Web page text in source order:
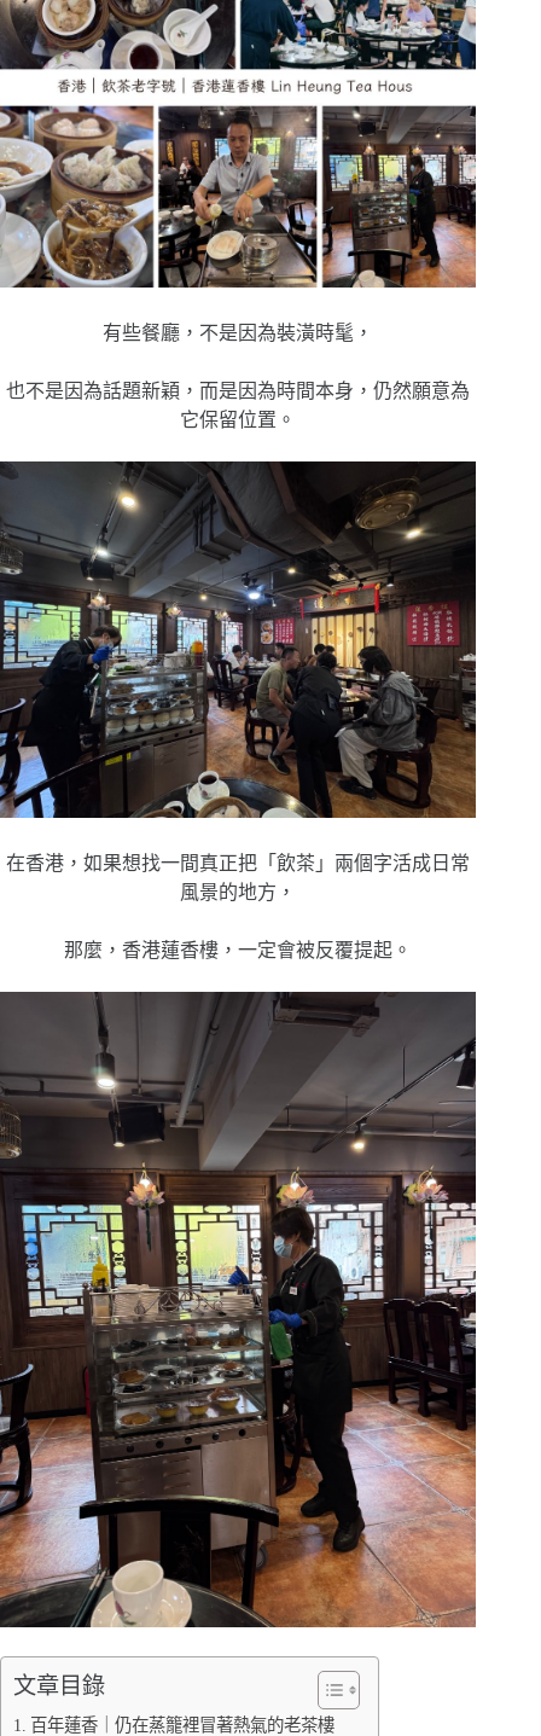
有些餐廳， 不是因為裝潢時髦，
也不是因為話題新穎， 而是因為時間本身，仍然願意為
它保留位置。
在香港，如果想找一間真正把「飲茶」兩個字活成日常
風景的地方，
那麼，香港蓮香樓，一定會被反覆提起。
文章目錄
百年蓮香｜仍在蒸籠裡冒著熱氣的老茶樓